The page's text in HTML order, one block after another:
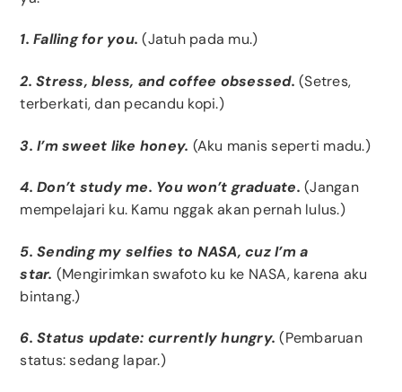
1. Falling for you.(Jatuh pada mu.)
2. Stress, bless, and coffee obsessed.(Setres,
terberkati, dan pecandu kopi.)
3. I’m sweet like honey. (Aku manis seperti madu.)
4. Don’t study me. You won’t graduate.(Jangan
mempelajari ku. Kamu nggak akan pernah lulus.)
5. Sending my selfies to NASA, cuz I’m a
star. (Mengirimkan swafoto ku ke NASA, karena aku
bintang.)
6. Status update: currently hungry.(Pembaruan
status: sedang lapar.)